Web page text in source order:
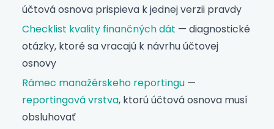
účtová osnova prispieva k jednej verzii pravdy
Checklist kvality finančných dát — diagnostické
otázky, ktoré sa vracajú k návrhu účtovej
osnovy
Rámec manažérskeho reportingu —
reportingová vrstva, ktorú účtová osnova musí
obsluhovať